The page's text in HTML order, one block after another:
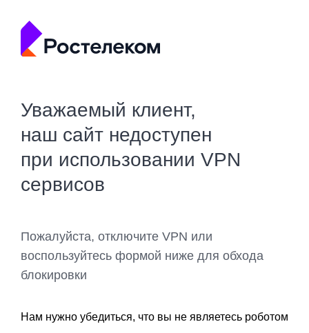
Уважаемый клиент,
наш сайт недоступен
при использовании VPN
сервисов
Пожалуйста, отключите VPN или
воспользуйтесь формой ниже для обхода
блокировки
Нам нужно убедиться, что вы не являетесь роботом